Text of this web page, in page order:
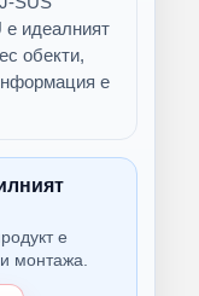
е идеалният
обекти,
е
е
монтажа.